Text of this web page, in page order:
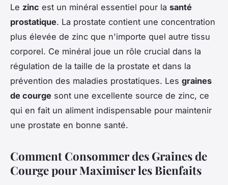
Le zinc est un minéral essentiel pour la santé
prostatique. La prostate contient une concentration
plus élevée de zinc que n'importe quel autre tissu
corporel. Ce minéral joue un rôle crucial dans la
régulation de la taille de la prostate et dans la
prévention des maladies prostatiques. Les graines
de courge sont une excellente source de zinc, ce
qui en fait un aliment indispensable pour maintenir
une prostate en bonne santé.
Comment Consommer des Graines de
Courge pour Maximiser les Bienfaits